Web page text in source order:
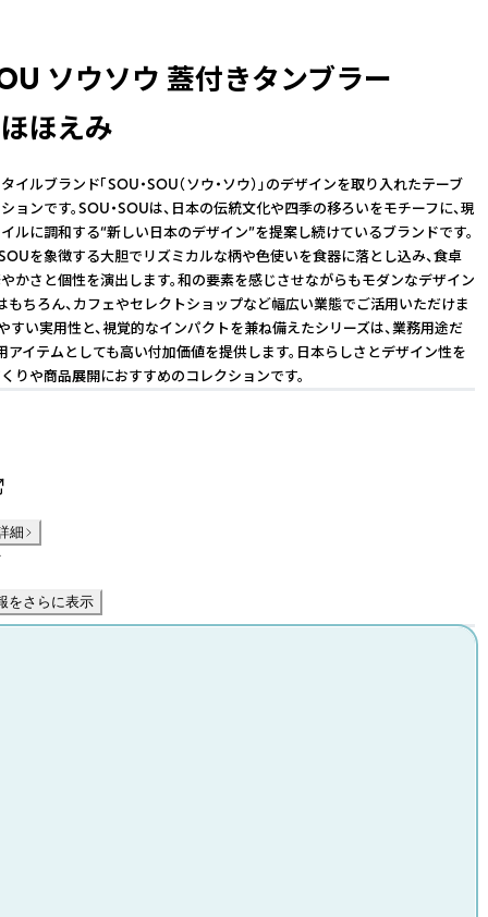
ソウソウ 蓋付きタンブラー
ほえみ
イルブランド「SOU・SOU（ソウ・ソウ）」のデザインを取り入れたテーブ
ョンです。SOU・SOUは、日本の伝統文化や四季の移ろいをモチーフに、現
ルに調和する“新しい日本のデザイン”を提案し続けているブランドです。
を象徴する大胆でリズミカルな柄や色使いを食器に落とし込み、食卓
かさと個性を演出します。和の要素を感じさせながらもモダンなデザイン
もちろん、カフェやセレクトショップなど幅広い業態でご活用いただけま
すい実用性と、視覚的なインパクトを兼ね備えたシリーズは、業務用途だ
アイテムとしても高い付加価値を提供します。日本らしさとデザイン性を
りや商品展開におすすめのコレクションです。
細
をさらに表示